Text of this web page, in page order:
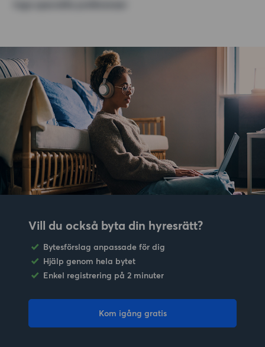
Vill du också byta din hyresrätt?
Bytesförslag anpassade för dig
Hjälp genom hela bytet
Enkel registrering på 2 minuter
Kom igång gratis